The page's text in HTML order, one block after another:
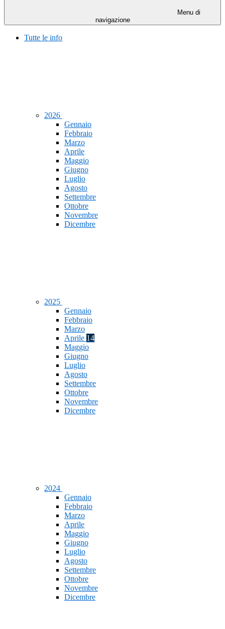
Menu di
navigazione
Tutte le info
2026
Gennaio
Febbraio
Marzo
Aprile
Maggio
Giugno
Luglio
Agosto
Settembre
Ottobre
Novembre
Dicembre
2025
Gennaio
Febbraio
Marzo
Aprile 14
Maggio
Giugno
Luglio
Agosto
Settembre
Ottobre
Novembre
Dicembre
2024
Gennaio
Febbraio
Marzo
Aprile
Maggio
Giugno
Luglio
Agosto
Settembre
Ottobre
Novembre
Dicembre